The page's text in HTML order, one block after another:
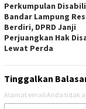
Perkumpulan
Bandar Lampung
Berdiri, DPRD Janji
Perjuangkan Hak
Lewat Perda
Tinggalkan
Alamat email Anda tidak